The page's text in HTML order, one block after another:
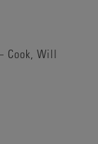
Cook, Will